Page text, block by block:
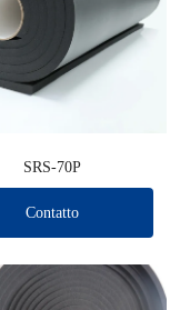
SRS-70P
Contatto